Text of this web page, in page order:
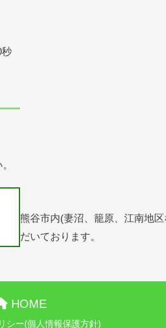
熊谷市内(妻沼、籠原、江南地
だいております。
HOME
シー(個人情報保護方針)